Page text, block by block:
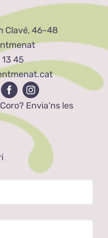
Clavé, 46-48
45
Envia’ns les